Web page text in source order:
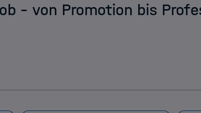
– von Promotion bis